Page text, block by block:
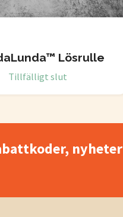
Lösrulle
Tillfälligt slut